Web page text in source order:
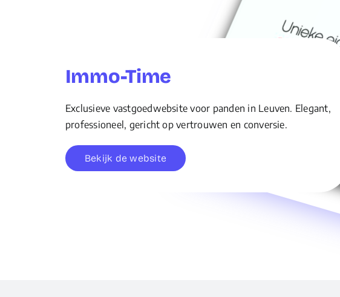
Immo-Time
Exclusieve vastgoedwebsite voor panden in Leuven. Elegant,
professioneel, gericht op vertrouwen en conversie.
Bekijk de website